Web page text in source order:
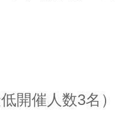
開催人数3名）